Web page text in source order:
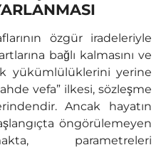
özgür iradeleriyle
bağlı kalmasını ve
yükümlülüklerini yerine
vefa” ilkesi, sözleşme
Ancak hayatın
öngörülemeyen
parametreleri